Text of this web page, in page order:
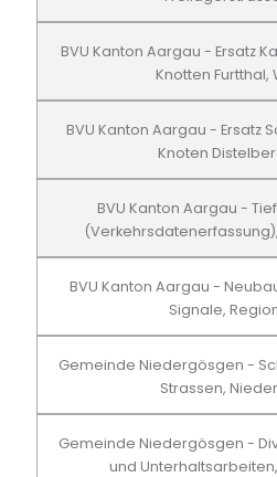
BVU Kanton Aargau - Ersatz
Knotten Furtthal,
BVU Kanton Aargau - Ersatz
Knoten
BVU Kanton Aargau -
BVU Kanton Aargau -
Signale,
Gemeinde Niedergösgen -
Strassen,
Gemeinde Niedergösgen -
und